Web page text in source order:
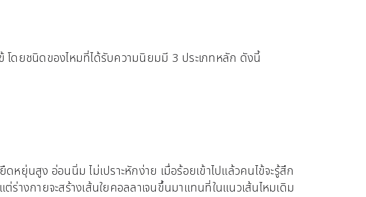
โดยชนิดของไหมที่ได้รับความนิยมมี 3 ประเภทหลัก ดังนี้
ยุ่นสูง อ่อนนิ่ม ไม่เปราะหักง่าย เมื่อร้อยเข้าไปแล้วคนไข้จะรู้สึก
างกายจะสร้างเส้นใยคอลลาเจนขึ้นมาแทนที่ในแนวเส้นไหมเดิม